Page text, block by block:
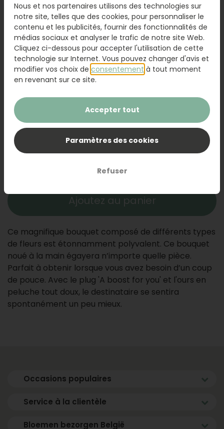
Petit
46,95
Moyen
53,95
Grand
60,95
8,95
Ajouter une carte
Ajouter une carte avec votre texte personnel
1,50
Ajoutez au panier
Ce magnifique bouquet composé de différents types
de fleurs est étonnamment polyvalent. Ce bouquet
noué à la main égayera n’importe quelle pièce.
Parfait à obtenir lorsque vous avez besoin d’un coup
de pouce. Avec le plug 'A boost for you' et l'ours en
peluche tout doux, le destinataire se sentira
spontanément un peu mieux.
Occasions populaires
Service à la clientèle
Bloemen bezorgen België
Nous et nos partenaires utilisons des technologies sur
notre site, telles que des cookies, pour personnaliser le
contenu et les publicités, fournir des fonctionnalités de
médias sociaux et analyser le trafic de notre site Web.
Cliquez ci-dessous pour accepter l'utilisation de cette
technologie sur Internet. Vous pouvez changer d'avis et
modifier vos choix de consentement à tout moment
en revenant sur ce site.
Accepter tout
Paramètres des cookies
Refuser